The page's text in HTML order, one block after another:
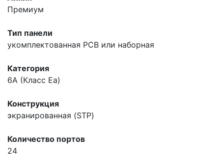
Премиум
Тип панели
укомплектованная PCB или наборная
Категория
6A (Класс Ea)
Конструкция
экранированная (STP)
Количество портов
24